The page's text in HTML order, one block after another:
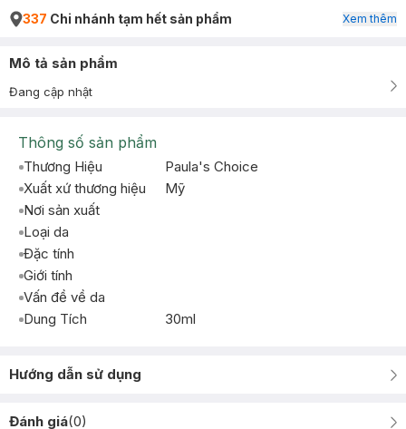
337 Chi nhánh tạm hết sản phẩm Xem thêm
Mô tả sản phẩm
Đang cập nhật
Thông số sản phẩm
Thương Hiệu
Paula's Choice
Xuất xứ thương hiệu
Mỹ
Nơi sản xuất
Loại da
Đặc tính
Giới tính
Vấn đề về da
Dung Tích
30ml
Hướng dẫn sử dụng
Đánh giá(0)